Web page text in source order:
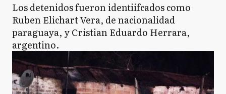
Los detenidos fueron identiifcados como
Ruben Elichart Vera, de nacionalidad
paraguaya, y Cristian Eduardo Herrara,
argentino.